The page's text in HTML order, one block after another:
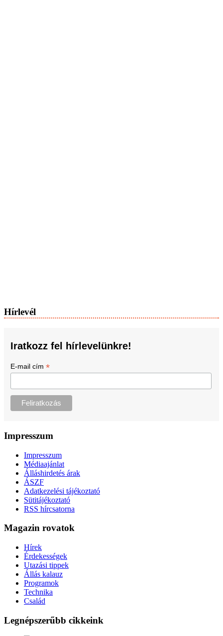
Hírlevél
Iratkozz fel hírlevelünkre!
E-mail cím *
Impresszum
Impresszum
Médiaajánlat
Álláshirdetés árak
ÁSZF
Adatkezelési tájékoztató
Sütitájékoztató
RSS hírcsatorna
Magazin rovatok
Hírek
Érdekességek
Utazási tippek
Állás kalauz
Programok
Technika
Család
Legnépszerűbb cikkeink